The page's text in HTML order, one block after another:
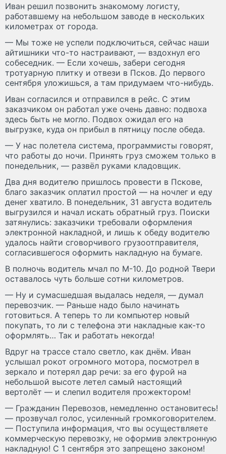
Иван решил позвонить знакомому логисту,
работавшему на небольшом заводе в нескольких
километрах от города.
— Мы тоже не успели подключиться, сейчас наши
айтишники что-то настраивают, — вздохнул его
собеседник. — Если хочешь, забери сегодня
тротуарную плитку и отвези в Псков. До первого
сентября уложишься, а там придумаем что-нибудь.
Иван согласился и отправился в рейс. С этим
заказчиком он работал уже очень давно: подвоха
здесь быть не могло. Подвох ожидал его на
выгрузке, куда он прибыл в пятницу после обеда.
— У нас полетела система, программисты говорят,
что работы до ночи. Принять груз сможем только в
понедельник, — развёл руками кладовщик.
Два дня водителю пришлось провести в Пскове,
благо заказчик оплатил простой — на ночлег и еду
денег хватило. В понедельник, 31 августа водитель
выгрузился и начал искать обратный груз. Поиски
затянулись: заказчики требовали оформления
электронной накладной, и лишь к обеду водителю
удалось найти сговорчивого грузоотправителя,
согласившегося оформить накладную на бумаге.
В полночь водитель мчал по М-10. До родной Твери
оставалось чуть больше сотни километров.
— Ну и сумасшедшая выдалась неделя, — думал
перевозчик. — Раньше надо было начинать
готовиться. А теперь то ли компьютер новый
покупать, то ли с телефона эти накладные как-то
оформлять… Так и работать некогда!
Вдруг на трассе стало светло, как днём. Иван
услышал рокот огромного мотора, посмотрел в
зеркало и потерял дар речи: за его фурой на
небольшой высоте летел самый настоящий
вертолёт — и слепил водителя прожектором!
— Гражданин Перевозов, немедленно остановитесь!
— прозвучал голос, усиленный громкоговорителем.
— Поступила информация, что вы осуществляете
коммерческую перевозку, не оформив электронную
накладную! С 1 сентября это запрещено законом!